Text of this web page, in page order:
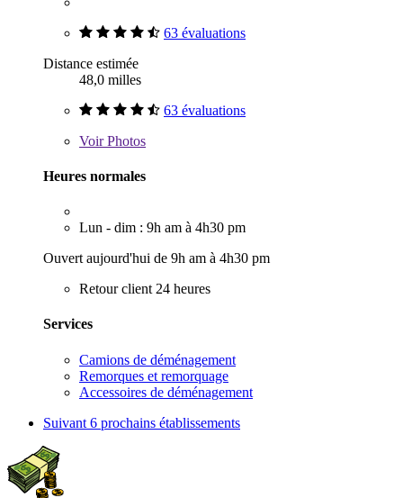
63 évaluations
Distance estimée
48,0 milles
63 évaluations
VoirPhotos
Heures normales
Lun - dim : 9h am à 4h30 pm
Ouvert aujourd'hui de 9h am à 4h30 pm
Retour client 24 heures
Services
Camions de déménagement
Remorques et remorquage
Accessoires de déménagement
Suivant 6 prochains établissements